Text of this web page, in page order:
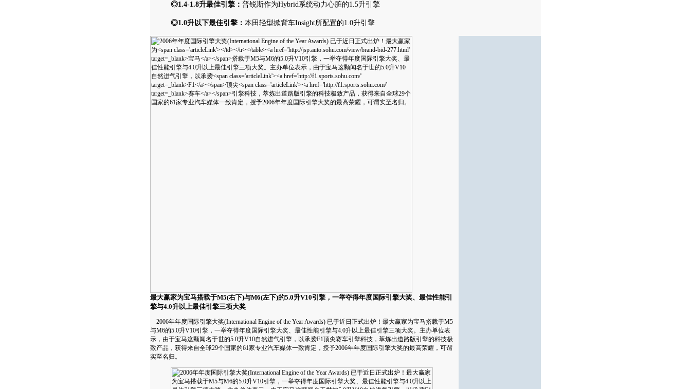
◎1.4-1.8升最佳引擎： 普锐斯作为Hybrid系统动力心脏的1.5升引擎
◎1.0升以下最佳引擎： 本田轻型掀背车Insight所配置的1.0升引擎
最大赢家为宝马搭载于M5(右下)与M6(左下)的5.0升V10引擎，一举夺得年度国际引擎大奖、最佳性能引
擎与4.0升以上最佳引擎三项大奖
2006年年度国际引擎大奖(International Engine of the Year Awards) 已于近日正式出炉！最大赢家为宝马搭载于M5
与M6的5.0升V10引擎，一举夺得年度国际引擎大奖、最佳性能引擎与4.0升以上最佳引擎三项大奖。主办单位表
示，由于宝马这颗闻名于世的5.0升V10自然进气引擎，以承袭F1顶尖赛车引擎科技，萃炼出道路版引擎的科技极
致产品，获得来自全球29个国家的61家专业汽车媒体一致肯定，授予2006年年度国际引擎大奖的最高荣耀，可谓
实至名归。